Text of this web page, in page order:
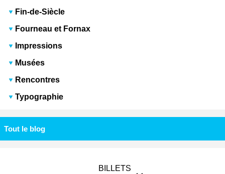
Fin-de-Siècle
Fourneau et Fornax
Impressions
Musées
Rencontres
Typographie
Tout le blog
BILLETS